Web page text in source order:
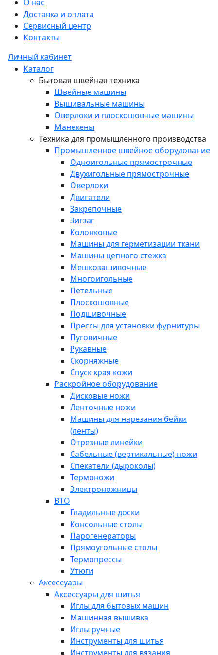
О нас
Доставка и оплата
Сервисный центр
Контакты
Личный кабинет
Каталог
Бытовая швейная техника
Швейные машины
Вышивальные машины
Оверлоки и плоскошовные машины
Манекены
Техника для промышленного производства
Промышленное швейное оборудование
Одноигольные прямострочные
Двухигольные прямострочные
Оверлоки
Двигатели
Закрепочные
Зигзаг
Колонковые
Машины для герметизации ткани
Машины цепного стежка
Мешкозашивочные
Многоигольные
Петельные
Плоскошовные
Подшивочные
Прессы для установки фурнитуры
Пуговичные
Рукавные
Скорняжные
Спуск края кожи
Раскройное оборудование
Дисковые ножи
Ленточные ножи
Машины для нарезания бейки
(ленты)
Отрезные линейки
Сабельные (вертикальные) ножи
Спекатели (дыроколы)
Термоножи
Электроножницы
ВТО
Гладильные доски
Консольные столы
Парогенераторы
Прямоугольные столы
Термопрессы
Утюги
Аксессуары
Аксессуары для шитья
Иглы для бытовых машин
Машинная вышивка
Иглы ручные
Инструменты для шитья
Инструменты для вязания